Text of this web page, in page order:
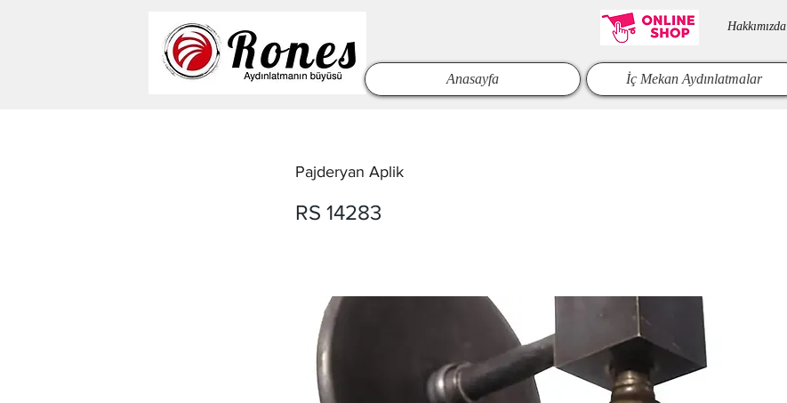
Hakkımızda​
Anasayfa İç Mekan Aydınlatmalar
Pajderyan Aplik
RS 14283